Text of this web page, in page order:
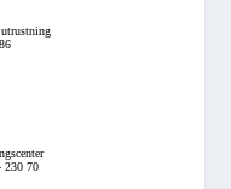
230 70